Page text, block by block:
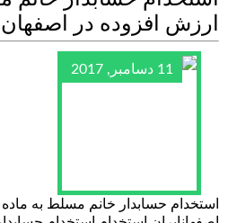
ارزش افزوده در اصفهان
11 دسامبر, 2017